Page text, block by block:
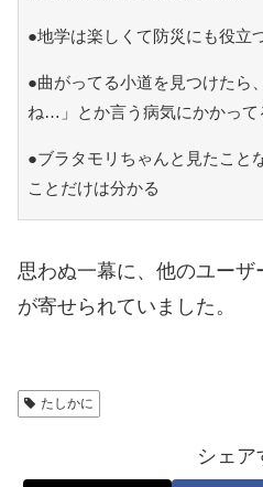
●地学は楽しくて防災にも役立
●曲がってる小道を見つけたら
ね…」とか言う病気にかかって
●ブラタモリちゃんと見たこと
ことだけは分かる
思わぬ一幕に、他のユー
が寄せられていました。
たしかに
シェア